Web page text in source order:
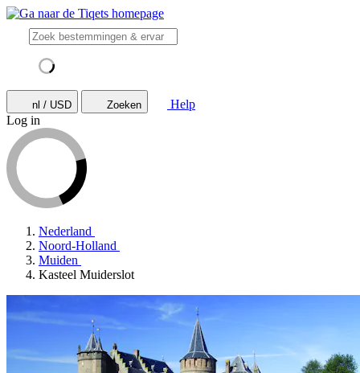
nl / USD Zoeken
Help
Log in
Nederland
Noord-Holland
Muiden
Kasteel Muiderslot